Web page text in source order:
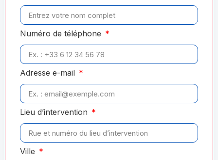
Numéro de téléphone
Adresse e-mail
Lieu d’intervention
Ville